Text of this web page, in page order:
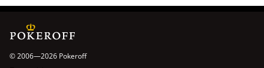
© 2006—2026 Pokeroff